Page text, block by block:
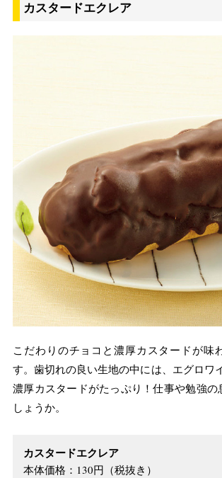
カスタードエクレア
こだわりのチョコと濃厚カスタードが味
す。歯切れの良い生地の中には、エグロワ
濃厚カスタードがたっぷり！仕事や勉強の
しょうか。
カスタードエクレア
本体価格：130円（税抜き）